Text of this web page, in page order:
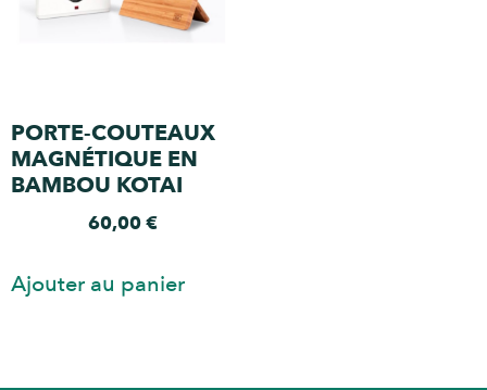
PORTE-COUTEAUX
MAGNÉTIQUE EN
BAMBOU KOTAI
60,00€
Ajouter au panier